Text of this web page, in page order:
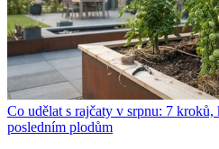
Co udělat s rajčaty v srpnu: 7 kroků,
posledním plodům